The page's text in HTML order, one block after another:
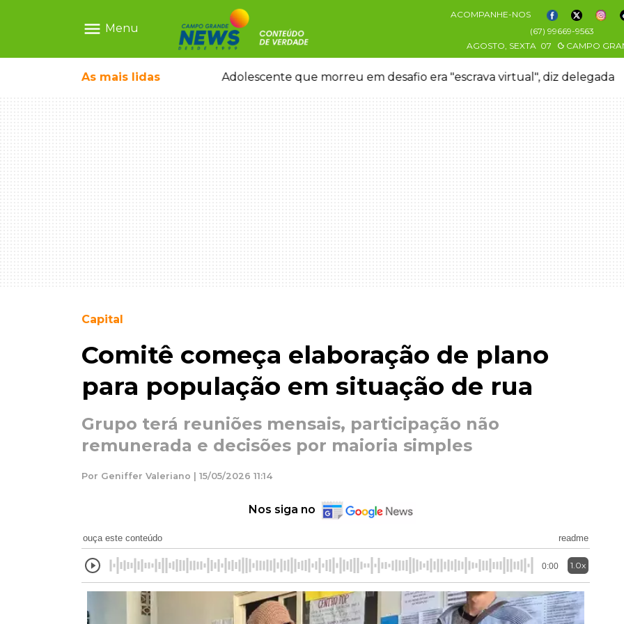
menu Menu
ACOMPANHE-NOS
(67) 99669-9563
AGOSTO, SEXTA 07 CAMPO
As mais lidas
ganhar dia oficial em MS Adolescente que morreu em desafio era "escrava virtual", diz delegada
Capital
Comitê começa elaboração de plano
para população em situação de rua
Grupo terá reuniões mensais, participação não
remunerada e decisões por maioria simples
Por Geniffer Valeriano | 15/05/2026 11:14
Nos siga no
ouça este conteúdo readme
0:00 1.0x